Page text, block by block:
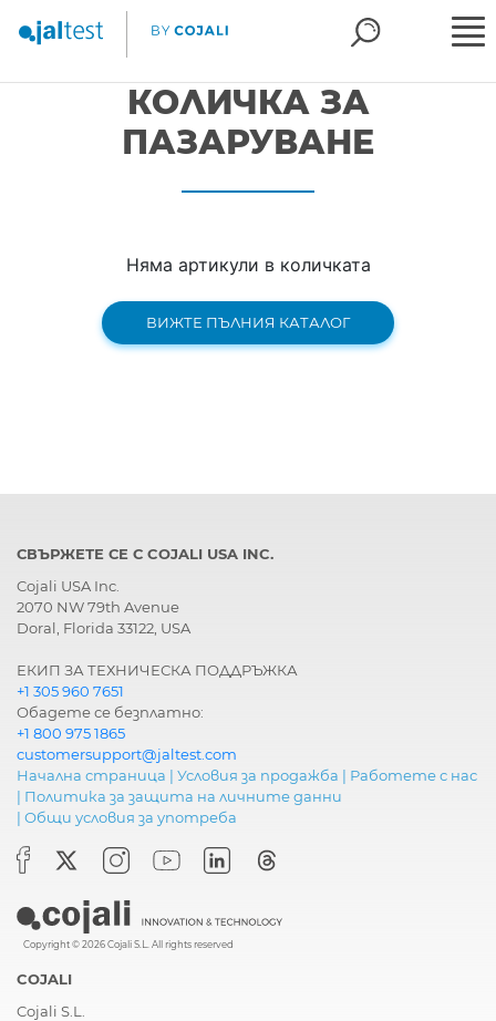
КОЛИЧКА ЗА
ПАЗАРУВАНЕ
Няма артикули в количката
ВИЖТЕ ПЪЛНИЯ КАТАЛОГ
СВЪРЖЕТЕ СЕ С COJALI USA INC.
Cojali USA Inc.
2070 NW 79th Avenue
Doral, Florida 33122, USA
ЕКИП ЗА ТЕХНИЧЕСКА ПОДДРЪЖКА
+1 305 960 7651
Обадете се безплатно:
+1 800 975 1865
customersupport@jaltest.com
Начална страница | Условия за продажба | Работете с нас
| Политика за защита на личните данни
| Общи условия за употреба
Copyright © 2026 Cojali S.L. All rights reserved
COJALI
Cojali S.L.